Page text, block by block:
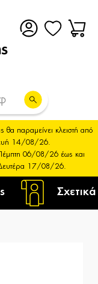
θα παραμείνει κλειστή από
14/08/26.
06/08/26 έως και
17/08/26.